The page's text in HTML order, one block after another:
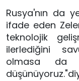
Rusya'nın da
ifade eden
teknolojik
ilerlediğini
olmasa da